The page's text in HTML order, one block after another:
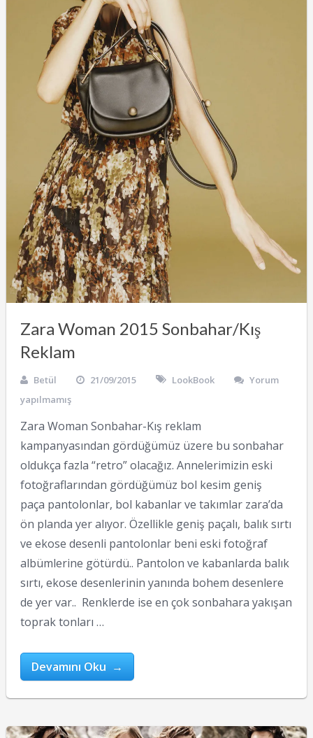
Zara Woman 2015 Sonbahar/Kış
Reklam
Betül 21/09/2015 LookBook
Yorum
yapılmamış
Zara Woman Sonbahar-Kış reklam
kampanyasından gördüğümüz üzere bu sonbahar
oldukça fazla “retro” olacağız. Annelerimizin eski
fotoğraflarından gördüğümüz bol kesim geniş
paça pantolonlar, bol kabanlar ve takımlar zara’da
ön planda yer alıyor. Özellikle geniş paçalı, balık sırtı
ve ekose desenli pantolonlar beni eski fotoğraf
albümlerine götürdü.. Pantolon ve kabanlarda balık
sırtı, ekose desenlerinin yanında bohem desenlere
de yer var.. Renklerde ise en çok sonbahara yakışan
toprak tonları …
Devamını Oku →